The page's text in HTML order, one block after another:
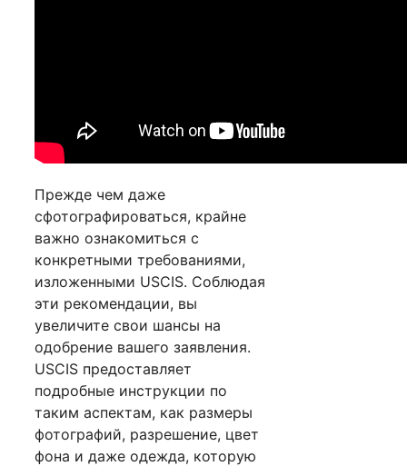
Прежде чем даже
сфотографироваться, крайне
важно ознакомиться с
конкретными требованиями,
изложенными USCIS. Соблюдая
эти рекомендации, вы
увеличите свои шансы на
одобрение вашего заявления.
USCIS предоставляет
подробные инструкции по
таким аспектам, как размеры
фотографий, разрешение, цвет
фона и даже одежда, которую